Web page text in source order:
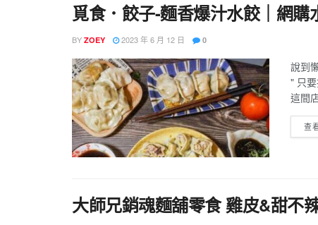
覓食．餃子-麵香爆汁水餃｜網購
BY ZOEY 2023 年 6 月 12 日 0
說到
" 只
這間
查
大師兄銷魂麵舖零食 雞皮&甜不